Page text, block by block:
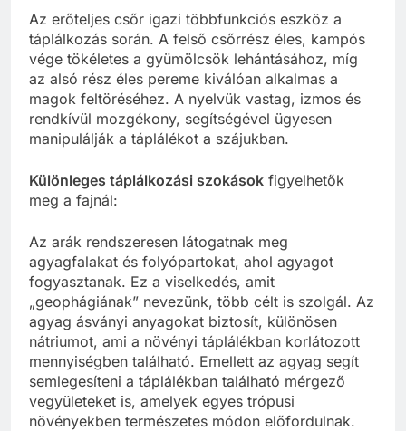
Az erőteljes csőr igazi többfunkciós eszköz a
táplálkozás során. A felső csőrrész éles, kampós
vége tökéletes a gyümölcsök lehántásához, míg
az alsó rész éles pereme kiválóan alkalmas a
magok feltöréséhez. A nyelvük vastag, izmos és
rendkívül mozgékony, segítségével ügyesen
manipulálják a táplálékot a szájukban.
Különleges táplálkozási szokások figyelhetők
meg a fajnál:
Az arák rendszeresen látogatnak meg
agyagfalakat és folyópartokat, ahol agyagot
fogyasztanak. Ez a viselkedés, amit
„geophágiának” nevezünk, több célt is szolgál. Az
agyag ásványi anyagokat biztosít, különösen
nátriumot, ami a növényi táplálékban korlátozott
mennyiségben található. Emellett az agyag segít
semlegesíteni a táplálékban található mérgező
vegyületeket is, amelyek egyes trópusi
növényekben természetes módon előfordulnak.